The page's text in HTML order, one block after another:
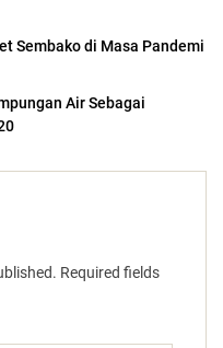
Sembako di Masa Pandemi
Air Sebagai
Required fields